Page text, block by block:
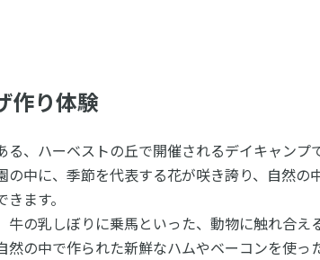
作り体験
る、ハーベストの丘で開催されるデイキャンプで
の中に、季節を代表する花が咲き誇り、自然の
ます。
牛の乳しぼりに乗馬といった、動物に触れ合え
然の中で作られた新鮮なハムやベーコンを使っ